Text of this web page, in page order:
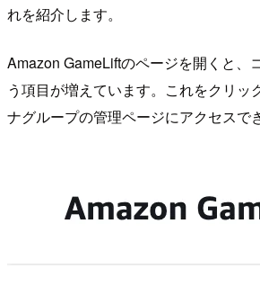
れを紹介します。
Amazon GameLiftのページを開くと、
う項目が増えています。これをクリッ
ナグループの管理ページにアクセスで